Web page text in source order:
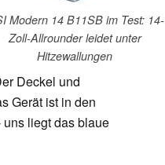
Modern 14 B11SB im Test: 14-
Zoll-Allrounder leidet unter
Hitzewallungen
Deckel und
Gerät ist in den
liegt das blaue